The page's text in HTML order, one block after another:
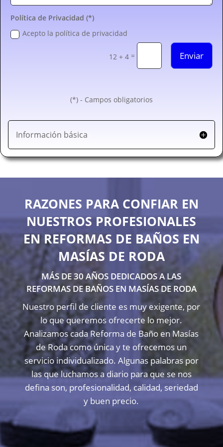
Política de Privacidad (*)
Acepto la política de privacidad
12 + 4 = Enviar
(*) - Campos obligatorios
Información básica
RAZONES PARA CONFIAR EN
NUESTROS PROFESIONALES
EN REFORMAS DE BAÑOS EN
MASÍAS DE RODA
MÁS DE 30 AÑOS DEDICADOS A LAS
REFORMAS DE BAÑOS EN MASÍAS DE RODA
Nuestro perfil de cliente es muy exigente, por
lo que queremos ofrecerte lo mejor.
Analizamos cada Reforma de Baño en Masías
de Roda como única y te ofrecemos un
servicio individualizado. Algunas palabras por
las que luchamos a diario para que se nos
defina son, profesionalidad, calidad, seriedad
y buen precio.